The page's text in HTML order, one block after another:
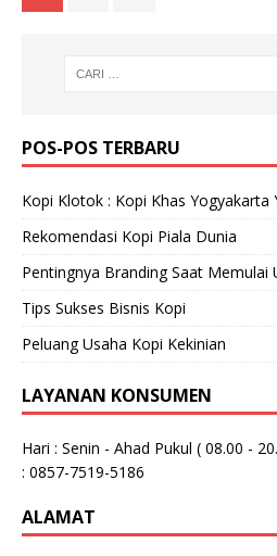
POS-POS TERBARU
Kopi Klotok : Kopi Khas Yogyakarta
Rekomendasi Kopi Piala Dunia
Pentingnya Branding Saat Memulai
Tips Sukses Bisnis Kopi
Peluang Usaha Kopi Kekinian
LAYANAN KONSUMEN
Hari : Senin - Ahad Pukul ( 08.00 -
: 0857-7519-5186
ALAMAT